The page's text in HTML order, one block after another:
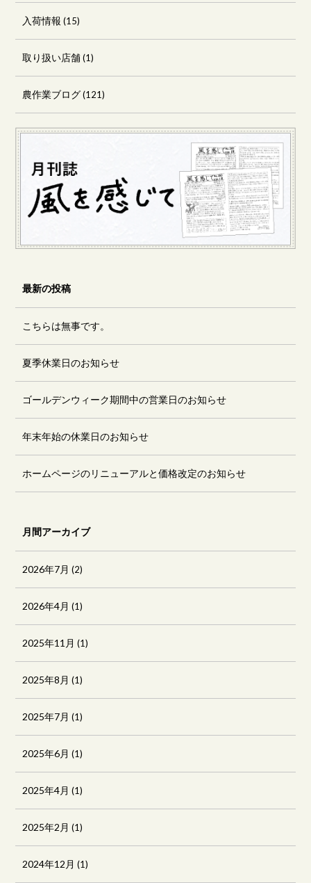
入荷情報 (15)
取り扱い店舗(1)
農作業ブログ(121)
最新の投稿
こちらは無事です。
夏季休業日のお知らせ
ゴールデンウィーク期間中の営業日のお知らせ
年末年始の休業日のお知らせ
ホームページのリニューアルと価格改定のお知らせ
月間アーカイブ
2026年7月 (2)
2026年4月 (1)
2025年11月 (1)
2025年8月 (1)
2025年7月 (1)
2025年6月 (1)
2025年4月 (1)
2025年2月 (1)
2024年12月 (1)